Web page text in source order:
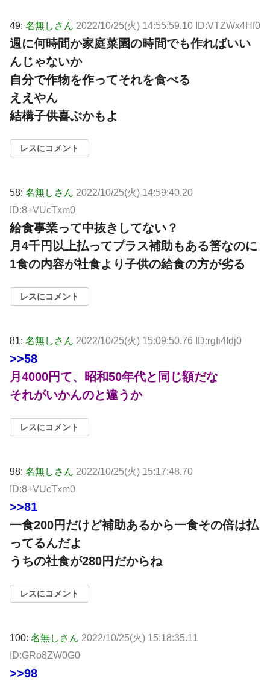
49: 名無しさん 2022/10/25(火) 14:55:59.10 ID:VTZWx4Hf0
週に何時間か家庭菜園の時間でも作ればいい
んじゃないか
自分で作物を作ってそれを食べる
ええやん
結構子供喜ぶかもよ
レスにコメント
58: 名無しさん 2022/10/25(火) 14:59:40.20
ID:8+VUcTxm0
給食事業って中抜きしてない？
月4千円以上払ってプラス補助もある筈なのに
1食の内容が社食より子供の給食の方が劣る
レスにコメント
81: 名無しさん 2022/10/25(火) 15:09:50.76 ID:rgfi4Idj0
>>58
月4000円て、昭和50年代と同じ額だな
それがいかんのと違うか
レスにコメント
98: 名無しさん 2022/10/25(火) 15:17:48.70
ID:8+VUcTxm0
>>81
一食200円だけど補助あるから一食その倍は払
ってるんだよ
うちの社食が280円だからね
レスにコメント
100: 名無しさん 2022/10/25(火) 15:18:35.11
ID:GRo8ZW0G0
>>98